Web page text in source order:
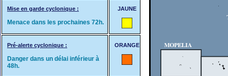
Mise en garde cyclonique :
Menace dans les prochaines 72h.
JAUNE
Pré-alerte cyclonique :
Danger dans un délai inférieur à
48h.
ORANGE